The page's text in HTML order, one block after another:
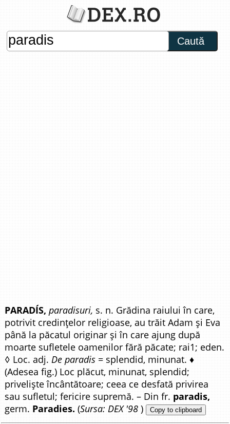
Caută
PARADÍS, paradisuri, s. n. Grădina raiului în care,
potrivit credințelor religioase, au trăit Adam și Eva
până la păcatul originar și în care ajung după
moarte sufletele oamenilor fără păcate; rai1; eden.
◊ Loc. adj.De paradis = splendid, minunat. ♦
(Adesea fig.) Loc plăcut, minunat, splendid;
priveliște încântătoare; ceea ce desfată privirea
sau sufletul; fericire supremă. – Din fr. paradis,
germ. Paradies. (Sursa: DEX '98 ) Copy to clipboard